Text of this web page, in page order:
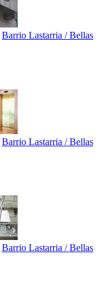
Barrio Lastarria / Bellas
Barrio Lastarria / Bellas
Barrio Lastarria / Bellas